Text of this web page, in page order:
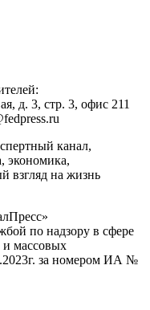
д. 3, стр. 3, офис 211
канал,
экономика,
взгляд на жизнь
по надзору в сфере
массовых
за номером ИА №